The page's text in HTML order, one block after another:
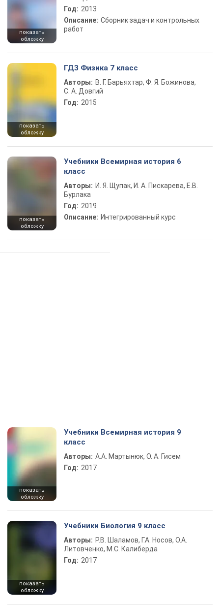
показать
обложку
Год: 2013
Описание: Сборник задач и контрольных
работ
показать
обложку
ГДЗ Физика 7 класс
Авторы: В. Г. Барьяхтар, Ф. Я. Божинова,
С. А. Довгий
Год: 2015
показать
обложку
Учебники Всемирная история 6
класс
Авторы: И. Я. Щупак, И. А. Пискарева, Е.В.
Бурлака
Год: 2019
Описание: Интегрированный курс
показать
обложку
Учебники Всемирная история 9
класс
Авторы: А.А. Мартынюк, О. А. Гисем
Год: 2017
показать
обложку
Учебники Биология 9 класс
Авторы: Р.В. Шаламов, Г.А. Носов, О.А.
Литовченко, М.С. Калиберда
Год: 2017